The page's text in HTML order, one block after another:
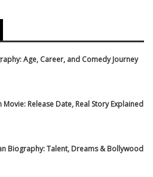
Age, Career, and Comedy Journey
Release Date, Real Story Explained
Biography: Talent, Dreams & Bollywood